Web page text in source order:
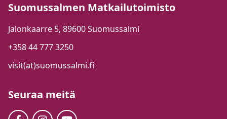
Suomussalmen Matkailutoimisto
Jalonkaarre 5, 89600 Suomussalmi
+358 44 777 3250
visit(at)suomussalmi.fi
Seuraa meitä